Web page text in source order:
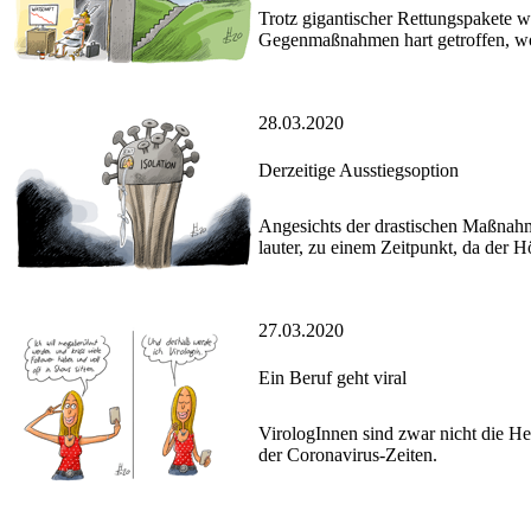
Trotz gigantischer Rettungspakete
Gegenmaßnahmen hart getroffen,
28.03.2020
Derzeitige Ausstiegsoption
Angesichts der drastischen
lauter, zu einem Zeitpunkt, da der
27.03.2020
Ein Beruf geht viral
VirologInnen sind zwar nicht die
der Coronavirus-Zeiten.